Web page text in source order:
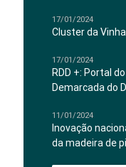
17/01/2024
Cluster da
17/01/2024
RDD +: Portal
Demarcada do
11/01/2024
Inovação
da madeira de